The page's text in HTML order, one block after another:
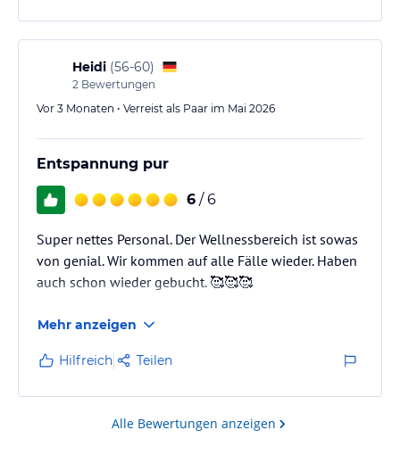
Heidi (56-60)
2 Bewertungen
Vor 3 Monaten • Verreist als Paar im Mai 2026
Entspannung pur
6 / 6
Super nettes Personal. Der Wellnessbereich ist sowas
von genial. Wir kommen auf alle Fälle wieder. Haben
auch schon wieder gebucht. 🥰🥰🥰
Mehr anzeigen
Hilfreich Teilen
Alle Bewertungen anzeigen